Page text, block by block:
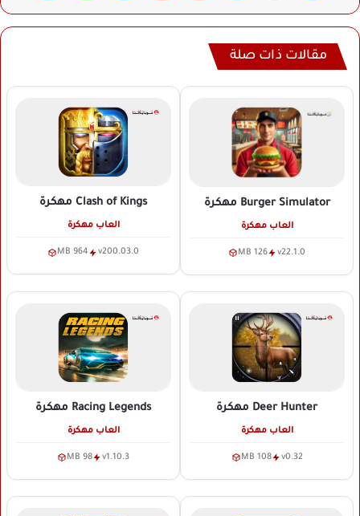
مقالات ذات صلة
Burger Simulator مهكرة
العاب مهكرة
v22.1.0
126 MB
Clash of Kings مهكرة
العاب مهكرة
v200.03.0
964 MB
Deer Hunter مهكرة
العاب مهكرة
v0.32
108 MB
Racing Legends مهكرة
العاب مهكرة
v1.10.3
98 MB